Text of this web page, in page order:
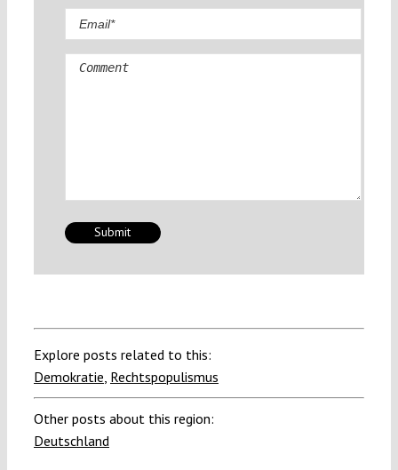
Comment
Explore posts related to this:
Demokratie Rechtspopulismus
Other posts about this region:
Deutschland